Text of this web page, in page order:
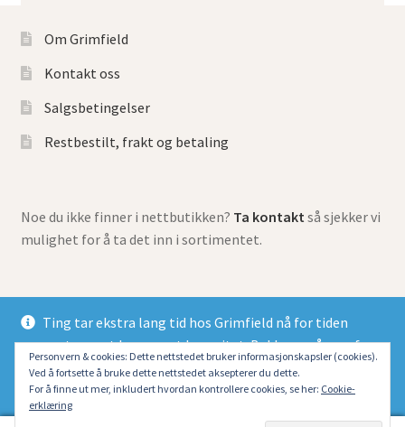
Om Grimfield
Kontakt oss
Salgsbetingelser
Restbestilt, frakt og betaling
Noe du ikke finner i nettbutikken? Ta kontakt så sjekker vi
mulighet for å ta det inn i sortimentet.
© Grimfield Games 2026
Bygget med Storefront og WooCommerce.
Ting tar ekstra lang tid hos Grimfield nå for tiden
grunnet meget begrenset kapasitet. Beklager så mye for
at alle dessverre må belage seg på lang ventetid.
Fjern
Personvern & cookies: Dette nettstedet bruker informasjonskapsler (cookies).
Ved å fortsette å bruke dette nettstedet aksepterer du dette.
For å finne ut mer, inkludert hvordan kontrollere cookies, se her: Cookie-
erklæring